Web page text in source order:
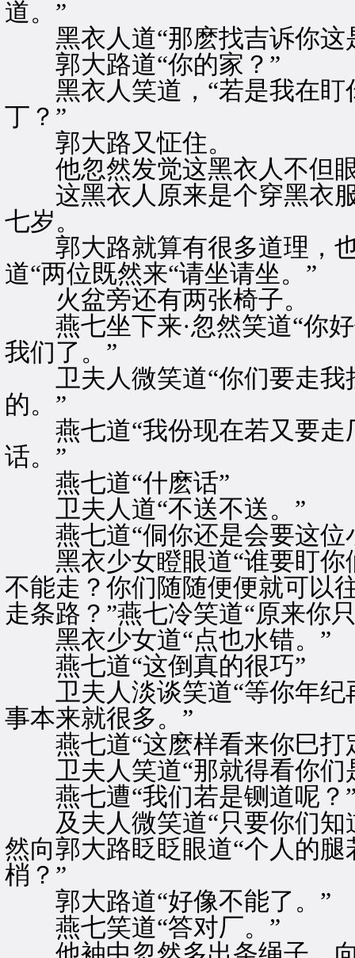
道。”
黑衣人道“那麽找吉诉你这
郭大路道“你的家？”
黑衣人笑道，“若是我在盯
丁？”
郭大路又怔住。
他忽然发觉这黑衣人不但眼
这黑衣人原来是个穿黑衣服
七岁。
郭大路就算有很多道理，也
道“两位既然来“请坐请坐。”
火盆旁还有两张椅子。
燕七坐下来·忽然笑道“你好
我们了。”
卫夫人微笑道“你们要走我
的。”
燕七道“我份现在若又要走
话。”
燕七道“什麽话”
卫夫人道“不送不送。”
燕七道“侗你还是会要这位
黑衣少女瞪眼道“谁要盯你
不能走？你们随随便便就可以
走条路？”燕七冷笑道“原来你
黑衣少女道“点也水错。”
燕七道“这倒真的很巧”
卫夫人淡谈笑道“等你年纪
事本来就很多。”
燕七道“这麽样看来你巳打
卫夫人笑道“那就得看你们
燕七遭“我们若是铡道呢？
及夫人微笑道“只要你们知
然向郭大路眨眨眼道“个人的
梢？”
郭大路道“好像不能了。”
燕七笑道“答对厂。”